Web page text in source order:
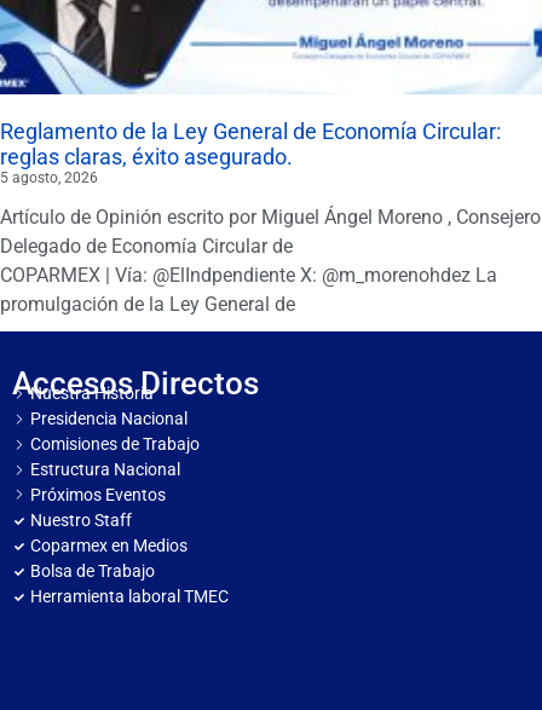
Reglamento de la Ley General de Economía Circular:
reglas claras, éxito asegurado.
5 agosto, 2026
Artículo de Opinión escrito por Miguel Ángel Moreno , Consejero
Delegado de Economía Circular de
COPARMEX | Vía: @ElIndpendiente X: @m_morenohdez La
promulgación de la Ley General de
Accesos Directos
Nuestra Historia
Presidencia Nacional
Comisiones de Trabajo
Estructura Nacional
Próximos Eventos
Nuestro Staff
Coparmex en Medios
Bolsa de Trabajo
Herramienta laboral TMEC